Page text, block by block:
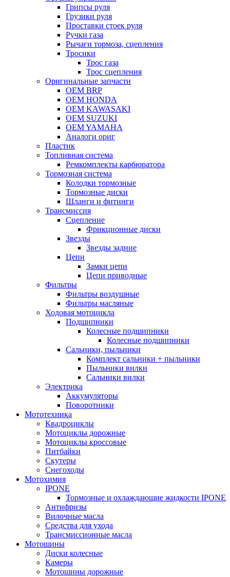
Грипсы руля
Грузики руля
Проставки стоек руля
Ручки газа
Рычаги тормоза, сцепления
Тросики
Трос газа
Трос сцепления
Оригинальные запчасти
OEM BRP
OEM HONDA
OEM KAWASAKI
OEM SUZUKI
OEM YAMAHA
Аналоги ориг
Пластик
Топливная система
Ремкомплекты карбюратора
Тормозная система
Колодки тормозные
Тормозные диски
Шланги и фитинги
Трансмиссия
Cцепление
Фрикционные диски
Звезды
Звезды задние
Цепи
Замки цепи
Цепи приводные
Фильтры
Фильтры воздушные
Фильтры масляные
Ходовая мотоцикла
Подшипники
Колесные подшипники
Колесные подшипники
Сальники, пыльники
Комплект сальники + пыльники
Пыльники вилки
Сальники вилки
Электрика
Аккумуляторы
Поворотники
Мототехника
Квадроциклы
Мотоциклы дорожные
Мотоциклы кроссовые
Питбайки
Скутеры
Снегоходы
Мотохимия
IPONE
Тормозные и охлаждающие жидкости IPONE
Антифризы
Вилочные масла
Средства для ухода
Трансмиссионные масла
Мотошины
Диски колесные
Камеры
Мотошины дорожные